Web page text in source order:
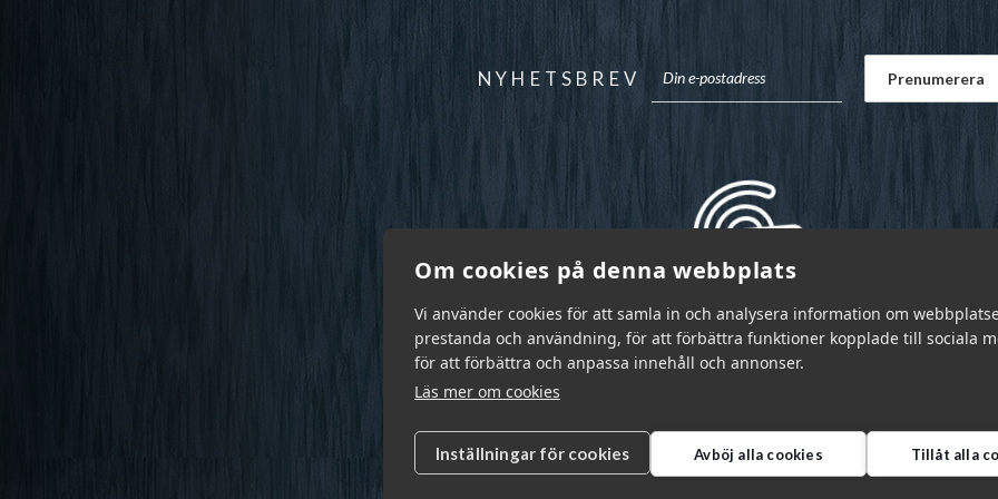
Om cookies på denna webbplats
Vi använder cookies för att samla in och analysera information om
prestanda och användning, för att förbättra funktioner kopplade till sociala
för att förbättra och anpassa innehåll och annonser.
Läs mer om cookies
Inställningar för cookies Avböj alla cookies Tillåt alla
NYHETSBREV
Garnr Sverige AB © 2026 | info@garnr.se 031 - 92